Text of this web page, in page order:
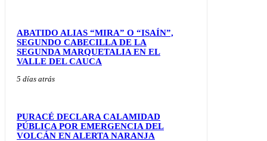
ABATIDO ALIAS “MIRA” O “ISAÍN”,
SEGUNDO CABECILLA DE LA
SEGUNDA MARQUETALIA EN EL
VALLE DEL CAUCA
5 días atrás
PURACÉ DECLARA CALAMIDAD
PÚBLICA POR EMERGENCIA DEL
VOLCÁN EN ALERTA NARANJA